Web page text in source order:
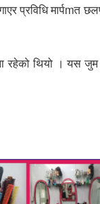
प्रविधि मार्पmत
रहेको थियो । यस